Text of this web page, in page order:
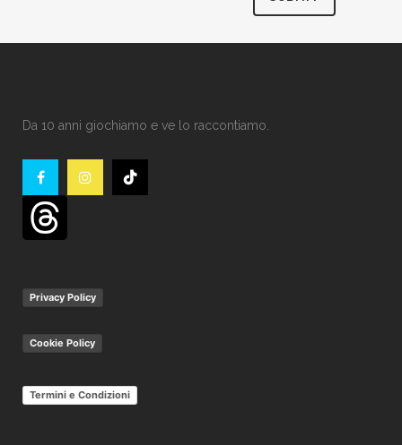
Da 10 anni giochiamo e ve lo raccontiamo.
Privacy Policy
Cookie Policy
Termini e Condizioni